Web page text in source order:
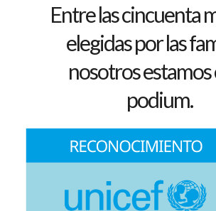
Entre las cincuenta
elegidas por las
nosotros estamos
podium.